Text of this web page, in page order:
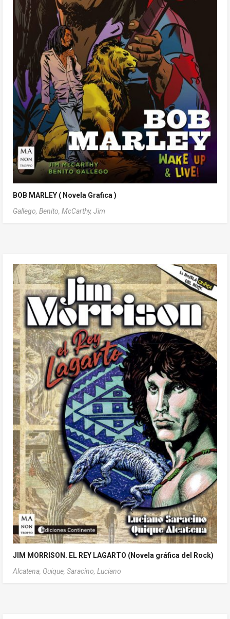
BOB MARLEY ( Novela Grafica )
Gallego, Benito, McCarthy, Jim
JIM MORRISON. EL REY LAGARTO (Novela gráfica del Rock)
Alcatena, Quique, Saracino, Luciano